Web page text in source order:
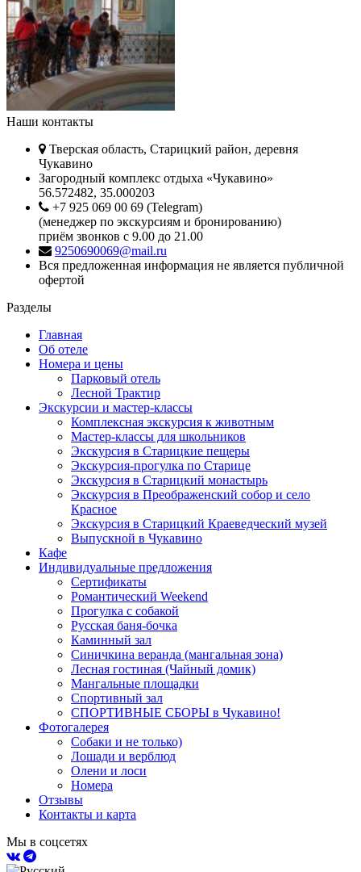
Наши контакты
Тверская область, Старицкий район, деревня
Чукавино
Загородный комплекс отдыха «Чукавино»
56.572482, 35.000203
+7 925 069 00 69 (Telegram)
(менеджер по экскурсиям и бронированию)
приём звонков с 9.00 до 21.00
9250690069@mail.ru
Вся предложенная информация не является публичной
офертой
Разделы
Главная
Об отеле
Номера и цены
Парковый отель
Лесной Трактир
Экскурсии и мастер-классы
Комплексная экскурсия к животным
Мастер-классы для школьников
Экскурсия в Старицкие пещеры
Экскурсия-прогулка по Старице
Экскурсия в Старицкий монастырь
Экскурсия в Преображенский собор и село
Красное
Экскурсия в Старицкий Краеведческий музей
Выпускной в Чукавино
Кафе
Индивидуальные предложения
Сертификаты
Романтический Weekend
Прогулка с собакой
Русская баня-бочка
Каминный зал
Синичкина веранда (мангальная зона)
Лесная гостиная (Чайный домик)
Мангальные площадки
Спортивный зал
СПОРТИВНЫЕ СБОРЫ в Чукавино!
Фотогалерея
Собаки и не только)
Лошади и верблюд
Олени и лоси
Номера
Отзывы
Контакты и карта
Мы в соцсетях